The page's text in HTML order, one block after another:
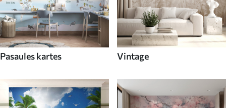
Pasaules kartes Vintage